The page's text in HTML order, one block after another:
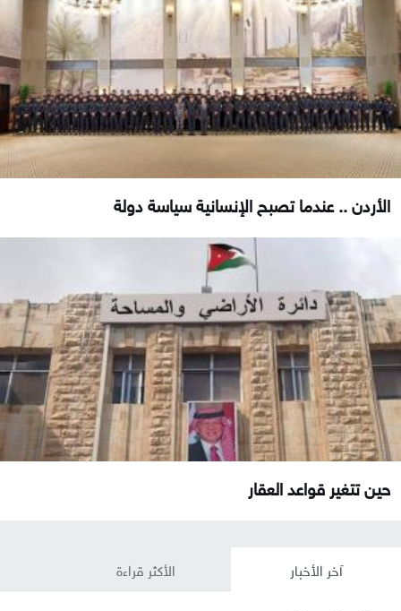
الأردن .. عندما تصبح الإنسانية سياسة دولة
حين تتغير قواعد العقار
آخر الأخبار الأكثر قراءة